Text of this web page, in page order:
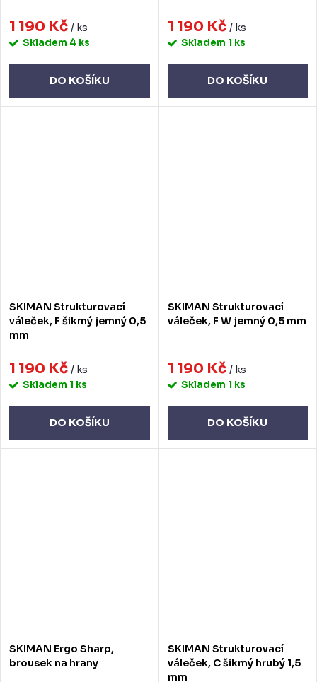
1 190 Kč / ks
Skladem 4 ks
DO KOŠÍKU
1 190 Kč / ks
Skladem 1 ks
DO KOŠÍKU
SKIMAN Strukturovací
váleček, F šikmý jemný 0,5
mm
1 190 Kč / ks
Skladem 1 ks
DO KOŠÍKU
SKIMAN Strukturovací
váleček, F W jemný 0,5 mm
1 190 Kč / ks
Skladem 1 ks
DO KOŠÍKU
SKIMAN Ergo Sharp,
brousek na hrany
SKIMAN Strukturovací
váleček, C šikmý hrubý 1,5
mm